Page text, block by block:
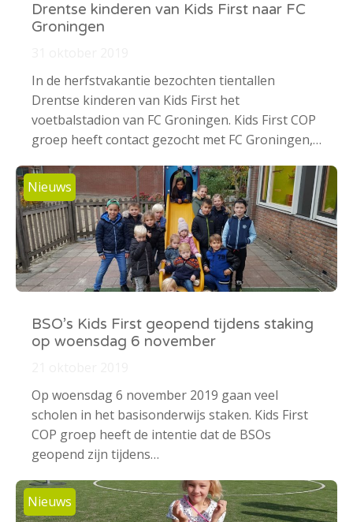
Drentse kinderen van Kids First naar FC
Groningen
In de herfstvakantie bezochten tientallen
Drentse kinderen van Kids First het
voetbalstadion van FC Groningen. Kids First COP
groep heeft contact gezocht met FC Groningen,…
Nieuws
BSO’s Kids First geopend tijdens staking
op woensdag 6 november
Op woensdag 6 november 2019 gaan veel
scholen in het basisonderwijs staken. Kids First
COP groep heeft de intentie dat de BSOs
geopend zijn tijdens…
Nieuws